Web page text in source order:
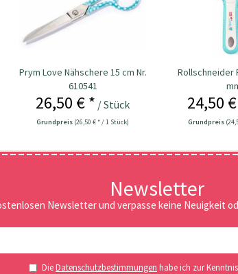
Prym Love Nähschere 15 cm Nr.
610541
26,50 € * / Stück
Grundpreis (26,50 € * / 1 Stück)
Rollschneider
24,50
Grundpreis
Newsletter
Newsletter und verpasse keine Neuigkeit
DieDatenschutzbestimmungen habe ich zur